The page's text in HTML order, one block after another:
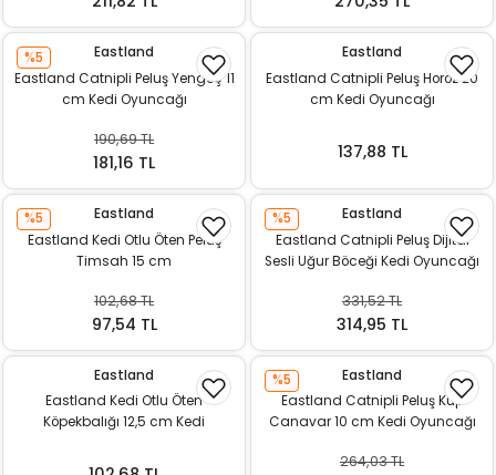
%5
Eastland
Eastland Catnipli Peluş Yengeç 11
cm Kedi Oyuncağı
190,69 TL
181,16 TL
Eastland
Eastland Catnipli Peluş Horoz 20
cm Kedi Oyuncağı
137,88 TL
%5
Eastland
Eastland Kedi Otlu Öten Peluş
Timsah 15 cm
102,68 TL
97,54 TL
%5
Eastland
Eastland Catnipli Peluş Dijital
Sesli Uğur Böceği Kedi Oyuncağı
331,52 TL
314,95 TL
Eastland
Eastland Kedi Otlu Öten
Köpekbalığı 12,5 cm Kedi
%5
Eastland
Eastland Catnipli Peluş Küp
Canavar 10 cm Kedi Oyuncağı
264,03 TL